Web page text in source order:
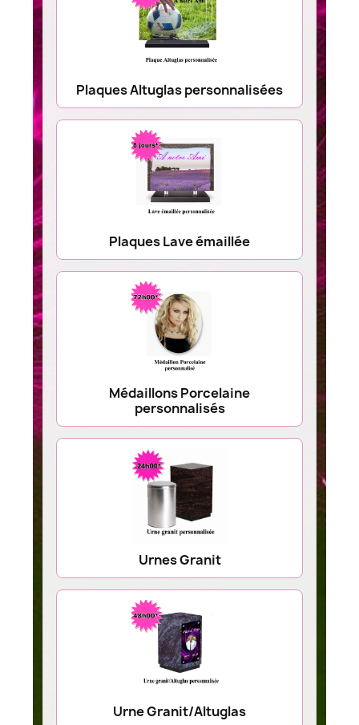
Plaques Altuglas personnalisées
Plaques Lave émaillée
Médaillons Porcelaine
personnalisés
Urnes Granit
Urne Granit/Altuglas